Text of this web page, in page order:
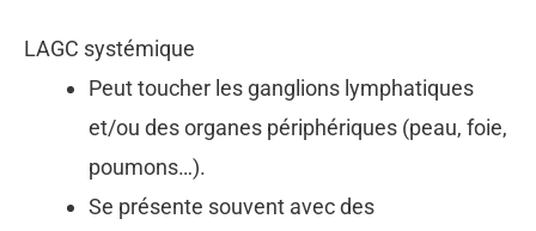
LAGC systémique
Peut toucher les ganglions lymphatiques
et/ou des organes périphériques (peau, foie,
poumons…).
Se présente souvent avec des